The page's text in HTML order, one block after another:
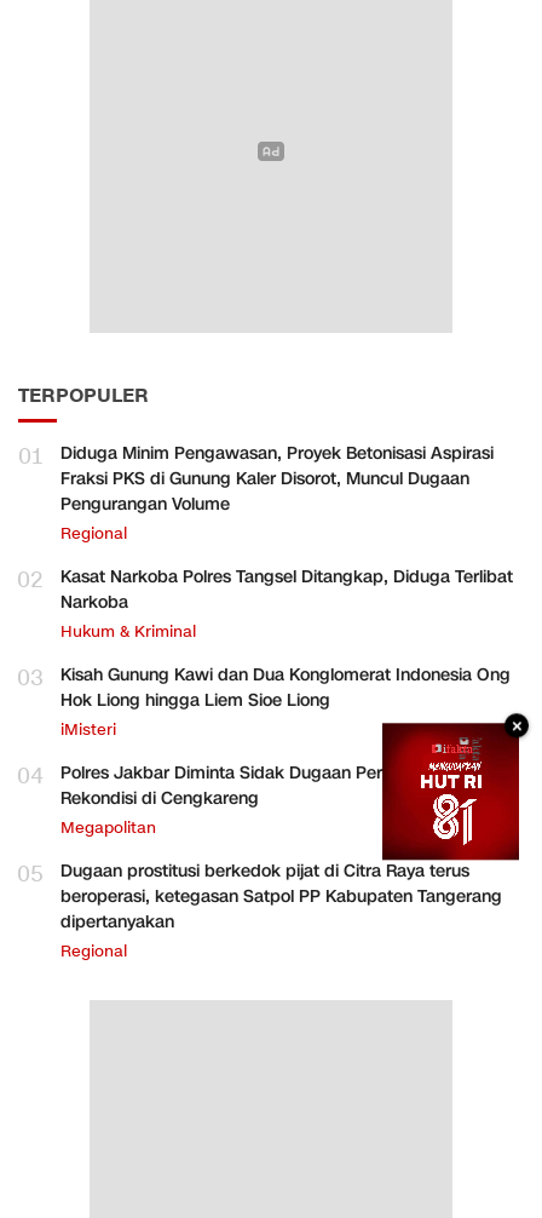
TERPOPULER
01
Diduga Minim Pengawasan, Proyek Betonisasi Aspirasi
Fraksi PKS di Gunung Kaler Disorot, Muncul Dugaan
Pengurangan Volume
Regional
02
Kasat Narkoba Polres Tangsel Ditangkap, Diduga Terlibat
Narkoba
Hukum & Kriminal
03
Kisah Gunung Kawi dan Dua Konglomerat Indonesia Ong
Hok Liong hingga Liem Sioe Liong
iMisteri
04
Polres Jakbar Diminta Sidak Dugaan Perakitan HP
Rekondisi di Cengkareng
Megapolitan
05
Dugaan prostitusi berkedok pijat di Citra Raya terus
beroperasi, ketegasan Satpol PP Kabupaten Tangerang
dipertanyakan
Regional
×